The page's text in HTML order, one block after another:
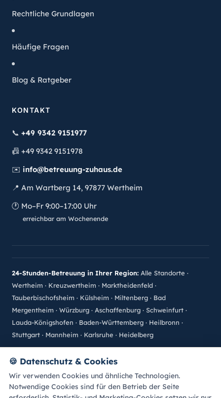
Rechtliche Grundlagen
Häufige Fragen
Blog & Ratgeber
KONTAKT
📞 +49 9342 9151977
📠 +49 9342 9151978
✉️ info@betreuung-zuhaus.de
📍 Am Wartberg 14, 97877 Wertheim
🕐 Mo–Fr 9:00–17:00 Uhr
erreichbar am Wochenende
24-Stunden-Betreuung in Ihrer Region: Alle Standorte ·
Wertheim · Kreuzwertheim · Marktheidenfeld ·
Tauberbischofsheim · Külsheim · Miltenberg · Bad
Mergentheim · Würzburg · Aschaffenburg · Schweinfurt ·
Lauda-Königshofen · Baden-Württemberg · Heilbronn ·
Stuttgart · Mannheim · Karlsruhe · Heidelberg
© 2026betreuung-zuhaus.de · Alle Rechte vorbehalten.
Cookie-Einstellungen
A A
🍪 Datenschutz & Cookies
Wir verwenden Cookies und ähnliche Technologien.
Notwendige Cookies sind für den Betrieb der Seite